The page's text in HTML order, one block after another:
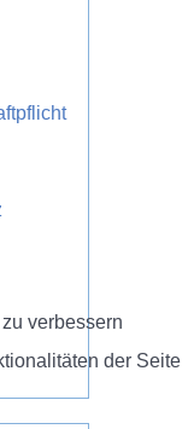
verbessern
der Seite